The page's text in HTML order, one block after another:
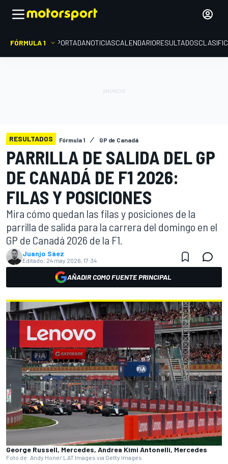
FÓRMULA 1 PORTADANOTICIASCALENDARIORESULTADOS
RESULTADOS Fórmula 1 GP de Canadá
PARRILLA DE SALIDA DEL GP
DE CANADÁ DE F1 2026:
FILAS Y POSICIONES
Mira cómo quedan las filas y posiciones de la
parrilla de salida para la carrera del domingo en el
GP de Canadá 2026 de la F1.
Juanjo Sáez
Editado: 24 may 2026, 17:34
AÑADIR COMO FUENTE PRINCIPAL
George Russell, Mercedes, Andrea Kimi Antonelli, Mercedes
Foto de: Andy Hone/ LAT Images via Getty Images